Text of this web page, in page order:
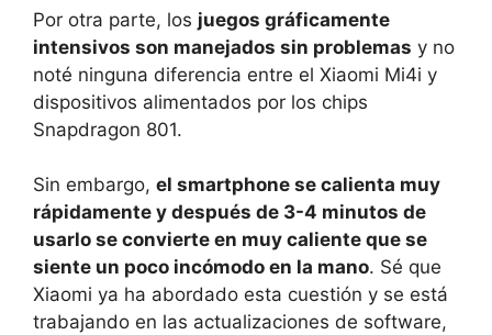
Por otra parte, los juegos gráficamente
intensivos son manejados sin problemas y no
noté ninguna diferencia entre el Xiaomi Mi4i y
dispositivos alimentados por los chips
Snapdragon 801.
Sin embargo, el smartphone se calienta muy
rápidamente y después de 3-4 minutos de
usarlo se convierte en muy caliente que se
siente un poco incómodo en la mano. Sé que
Xiaomi ya ha abordado esta cuestión y se está
trabajando en las actualizaciones de software,